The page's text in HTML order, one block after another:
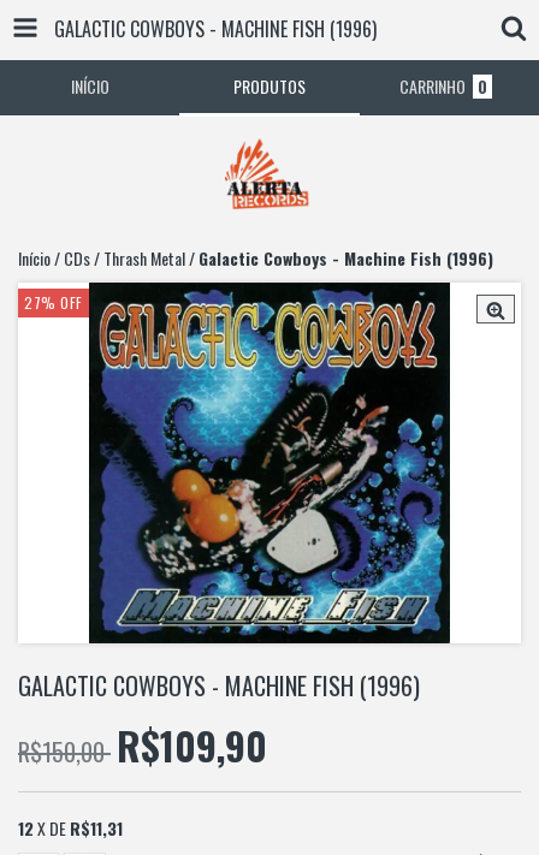
GALACTIC COWBOYS - MACHINE FISH (1996)
INÍCIO PRODUTOS CARRINHO 0
Início/CDs/Thrash Metal/Galactic Cowboys - Machine Fish (1996)
27% OFF
GALACTIC COWBOYS - MACHINE FISH (1996)
R$150,00 R$109,90
12X DER$11,31